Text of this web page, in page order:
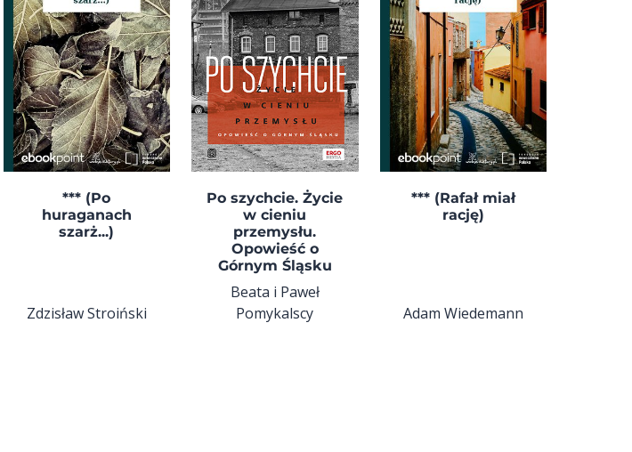
*** (Po
huraganach
szarż...)
Zdzisław Stroiński
Po szychcie. Życie
w cieniu
przemysłu.
Opowieść o
Górnym Śląsku
Beata i Paweł
Pomykalscy
*** (Rafał miał
rację)
Adam Wiedemann